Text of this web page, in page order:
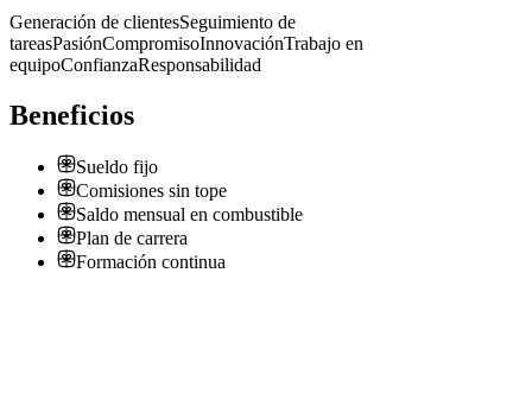
Generación de clientesSeguimiento de
tareasPasiónCompromisoInnovaciónTrabajo en
equipoConfianzaResponsabilidad
Beneficios
Sueldo fijo
Comisiones sin tope
Saldo mensual en combustible
Plan de carrera
Formación continua